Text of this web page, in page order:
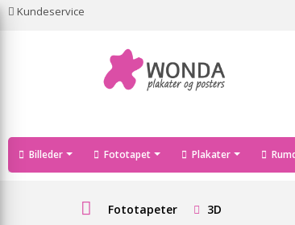
Kundeservice
Billeder Fototapet Plakater
Fototapeter 3D